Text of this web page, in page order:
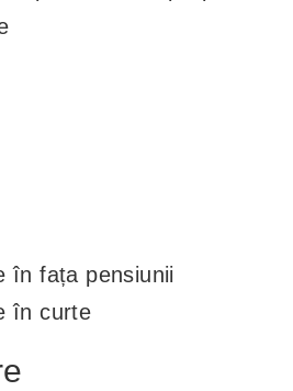
în fața pensiunii
în curte